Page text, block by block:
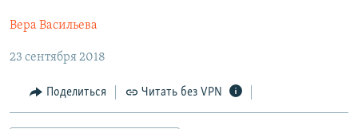
Вернутся
навигации
Вернутся
МНЕНИЯ
КУЛЬТУРА
IDEL.РЕАЛИИ
Вера Васильева
23 сентября 2018
Поделиться Читать без VPN